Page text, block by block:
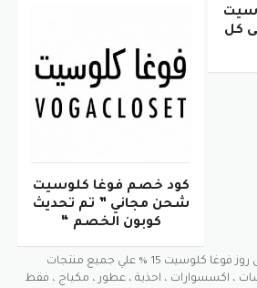
35% على كل
كود خصم فوغا كلوسيت
شحن مجاني ” تم تحديث
كوبون الخصم “
كوبون مودل روز فوغا كلوسيت 15 % علي جميع منتجات vogacloset من
، اكسسوارات ، احذية ، عطور ، مكياج ، فقط